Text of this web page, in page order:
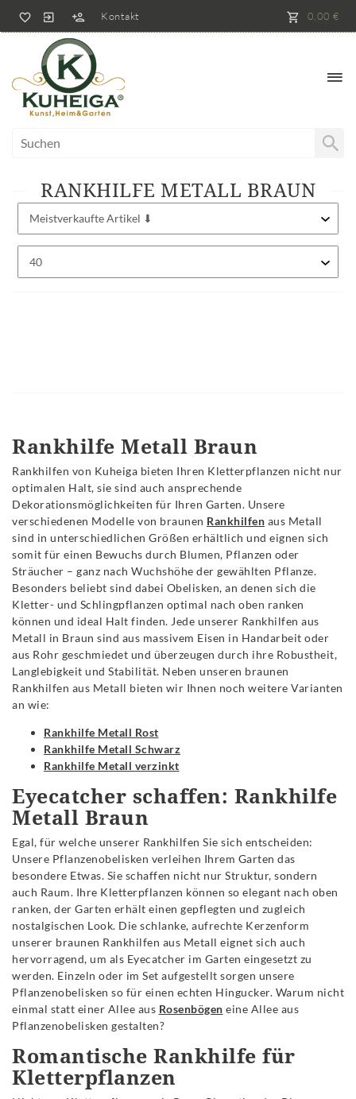
Kontakt 0,00 €
RANKHILFE METALL BRAUN
Rankhilfe Metall Braun
Rankhilfen von Kuheiga bieten Ihren Kletterpflanzen nicht nur
optimalen Halt, sie sind auch ansprechende
Dekorationsmöglichkeiten für Ihren Garten. Unsere
verschiedenen Modelle von braunen Rankhilfen aus Metall
sind in unterschiedlichen Größen erhältlich und eignen sich
somit für einen Bewuchs durch Blumen, Pflanzen oder
Sträucher – ganz nach Wuchshöhe der gewählten Pflanze.
Besonders beliebt sind dabei Obelisken, an denen sich die
Kletter- und Schlingpflanzen optimal nach oben ranken
können und ideal Halt finden. Jede unserer Rankhilfen aus
Metall in Braun sind aus massivem Eisen in Handarbeit oder
aus Rohr geschmiedet und überzeugen durch ihre Robustheit,
Langlebigkeit und Stabilität. Neben unseren braunen
Rankhilfen aus Metall bieten wir Ihnen noch weitere Varianten
an wie:
Rankhilfe Metall Rost
Rankhilfe Metall Schwarz
Rankhilfe Metall verzinkt
Eyecatcher schaffen: Rankhilfe
Metall Braun
Egal, für welche unserer Rankhilfen Sie sich entscheiden:
Unsere Pflanzenobelisken verleihen Ihrem Garten das
besondere Etwas. Sie schaffen nicht nur Struktur, sondern
auch Raum. Ihre Kletterpflanzen können so elegant nach oben
ranken, der Garten erhält einen gepflegten und zugleich
nostalgischen Look. Die schlanke, aufrechte Kerzenform
unserer braunen Rankhilfen aus Metall eignet sich auch
hervorragend, um als Eyecatcher im Garten eingesetzt zu
werden. Einzeln oder im Set aufgestellt sorgen unsere
Pflanzenobelisken so für einen echten Hingucker. Warum nicht
einmal statt einer Allee aus Rosenbögen eine Allee aus
Pflanzenobelisken gestalten?
Romantische Rankhilfe für
Kletterpflanzen